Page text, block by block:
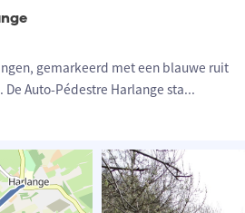
gemarkeerd met een blauwe ruit
Auto-Pédestre Harlange sta...